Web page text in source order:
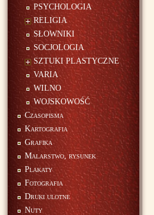
PSYCHOLOGIA
RELIGIA
SŁOWNIKI
SOCJOLOGIA
SZTUKI PLASTYCZNE
VARIA
WILNO
WOJSKOWOŚĆ
Czasopisma
Kartografia
Grafika
Malarstwo, rysunek
Plakaty
Fotografia
Druki ulotne
Nuty